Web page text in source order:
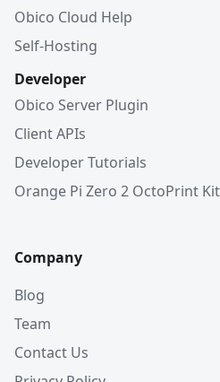
Obico Cloud Help
Self-Hosting
Developer
Obico Server Plugin
Client APIs
Developer Tutorials
Orange Pi Zero 2 OctoPrint Kit
Company
Blog
Team
Contact Us